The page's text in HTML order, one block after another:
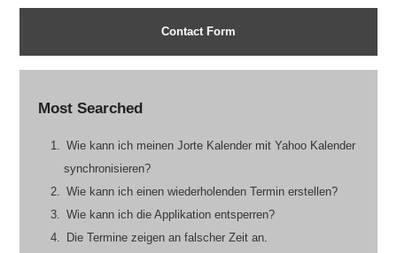
Contact Form
Most Searched
Wie kann ich meinen Jorte Kalender mit Yahoo Kalender
synchronisieren?
Wie kann ich einen wiederholenden Termin erstellen?
Wie kann ich die Applikation entsperren?
Die Termine zeigen an falscher Zeit an.